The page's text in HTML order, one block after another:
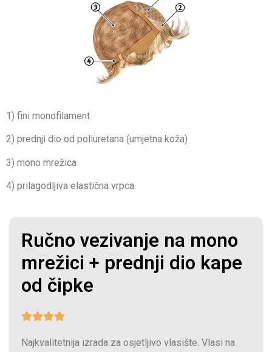
1) fini monofilament
2) prednji dio od poliuretana (umjetna koža)
3) mono mrežica
4) prilagodljiva elastična vrpca
Ručno vezivanje na mono
mrežici + prednji dio kape
od čipke
Najkvalitetnija izrada za osjetljivo vlasište. Vlasi na